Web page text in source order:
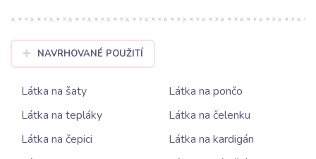
NAVRHOVANÉ POUŽITÍ
Látka na šaty
Látka na pončo
Látka na tepláky
Látka na čelenku
Látka na čepici
Látka na kardigán